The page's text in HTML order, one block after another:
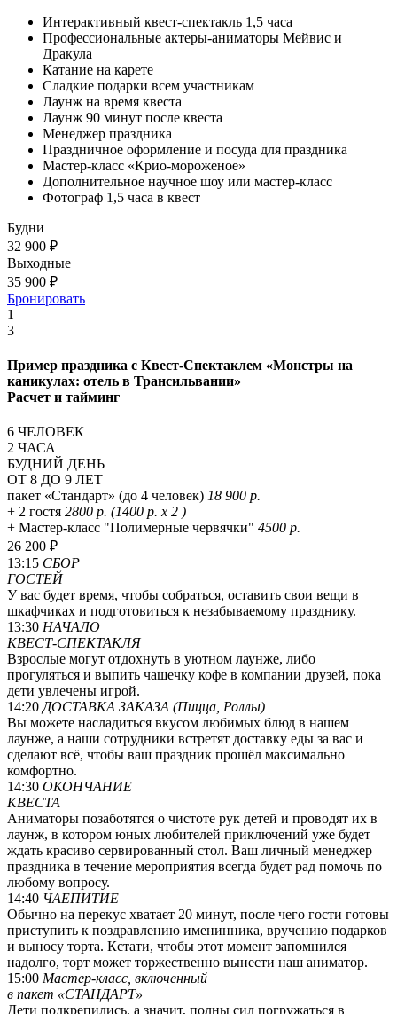
Интерактивный квест-спектакль 1,5 часа
Профессиональные актеры-аниматоры Мейвис и
Дракула
Катание на карете
Сладкие подарки всем участникам
Лаунж на время квеста
Лаунж 90 минут после квеста
Менеджер праздника
Праздничное оформление и посуда для праздника
Мастер-класс «Крио-мороженое»
Дополнительное научное шоу или мастер-класс
Фотограф 1,5 часа в квест
Будни
32 900 ₽
Выходные
35 900 ₽
Бронировать
1
3
Пример праздника с Квест-Спектаклем «Монстры на
каникулах: отель в Трансильвании»
Расчет и тайминг
6 ЧЕЛОВЕК
2 ЧАСА
БУДНИЙ ДЕНЬ
ОТ 8 ДО 9 ЛЕТ
пакет «Стандарт» (до 4 человек) 18 900 р.
+ 2 гостя 2800 р. (1400 р. х 2 )
+ Мастер-класс "Полимерные червячки" 4500 р.
26 200 ₽
13:15 СБОР
ГОСТЕЙ
У вас будет время, чтобы собраться, оставить свои вещи в
шкафчиках и подготовиться к незабываемому празднику.
13:30 НАЧАЛО
КВЕСТ-СПЕКТАКЛЯ
Взрослые могут отдохнуть в уютном лаунже, либо
прогуляться и выпить чашечку кофе в компании друзей, пока
дети увлечены игрой.
14:20 ДОСТАВКА ЗАКАЗА (Пицца, Роллы)
Вы можете насладиться вкусом любимых блюд в нашем
лаунже, а наши сотрудники встретят доставку еды за вас и
сделают всё, чтобы ваш праздник прошёл максимально
комфортно.
14:30 ОКОНЧАНИЕ
КВЕСТА
Аниматоры позаботятся о чистоте рук детей и проводят их в
лаунж, в котором юных любителей приключений уже будет
ждать красиво сервированный стол. Ваш личный менеджер
праздника в течение мероприятия всегда будет рад помочь по
любому вопросу.
14:40 ЧАЕПИТИЕ
Обычно на перекус хватает 20 минут, после чего гости готовы
приступить к поздравлению именинника, вручению подарков
и выносу торта. Кстати, чтобы этот момент запомнился
надолго, торт может торжественно вынести наш аниматор.
15:00 Мастер-класс, включенный
в пакет «СТАНДАРТ»
Дети подкрепились, а значит, полны сил погружаться в